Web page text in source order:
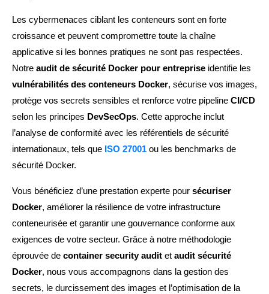
Les cybermenaces ciblant les conteneurs sont en forte
croissance et peuvent compromettre toute la chaîne
applicative si les bonnes pratiques ne sont pas respectées.
Notre audit de sécurité Docker pour entreprise identifie les
vulnérabilités des conteneurs Docker, sécurise vos images,
protège vos secrets sensibles et renforce votre pipeline CI/CD
selon les principes DevSecOps. Cette approche inclut
l’analyse de conformité avec les référentiels de sécurité
internationaux, tels que ISO 27001 ou les benchmarks de
sécurité Docker.
Vous bénéficiez d’une prestation experte pour sécuriser
Docker, améliorer la résilience de votre infrastructure
conteneurisée et garantir une gouvernance conforme aux
exigences de votre secteur. Grâce à notre méthodologie
éprouvée de container security audit et audit sécurité
Docker, nous vous accompagnons dans la gestion des
secrets, le durcissement des images et l’optimisation de la